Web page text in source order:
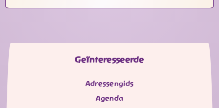
Geïnteresseerde
Adressengids
Agenda